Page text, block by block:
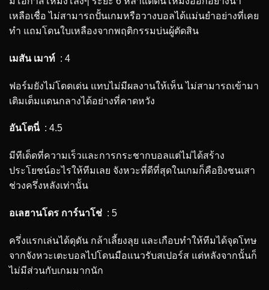
เหลือเชื่อ ไม่สามารถปั้นเกมหรือวางบอลได้แม่นยำอย่างที่เคย
ทำ แถมโดนใบเหลืองจากพฤติกรรมบ่นผู้ตัดสิน
เมสัน เมาท์ : 4
ฟอร์มยังไม่โดดเด่น แทบไม่มีผลงานให้เห็น ไม่สามารถเข้ามา
เติมเต็มแดนกลางได้อย่างที่คาดหวัง
อันโตนี่: 4.5
มีทีเด็ดที่ความเร็วและการกระชากบอลแต่ไม่ได้สร้าง
ประโยชน์อะไรให้ทีมเลย จังหวะที่ดีที่สุดในเกมก็คือยิงชนเสา
ช่วงครึ่งหลังเท่านั้น
อเลฮานโดร การ์นาโช่ : 5
ครึ่งแรกเล่นได้ดุดัน กล้าเลี้ยงลุย และเกือบทำให้ทีมได้จุดโทษ
จากจังหวะเตะบอลไปโดนมือแนวรับสเปอร์ส แต่หลังจากนั้นก็
ไม่มีส่วนกับเกมมากนัก